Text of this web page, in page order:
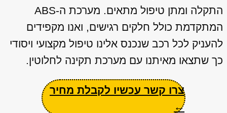
התקלה ומתן טיפול מתאים. מערכת ה-ABS
המתקדמת כולל חלקים רגישים, ואנו מקפידים
להעניק לכל רכב שנכנס אלינו טיפול מקצועי ויסודי
כך שתצאו מאיתנו עם מערכת תקינה לחלוטין.
צרו קשר עכשיו לקבלת מחיר
←